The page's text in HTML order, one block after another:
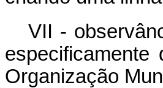
VII -
Organização